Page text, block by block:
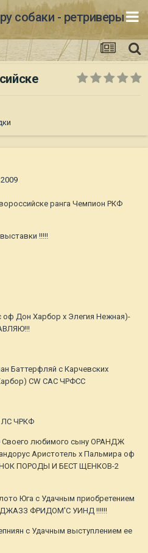
собаки - ретриверы
ранга Чемпион РКФ
!!!!!
Дон Харбор х Элегия Нежная)-
Баттерфляй с Карчевских
CW CAC ЧРФСС
ЛС ЧРКФ
любимого сыну ОРАНДЖ
Аристотель х Пальмира оф
ПОРОДЫ И БЕСТ ЩЕНКОВ-2
Юга с Удачным приобретением
ДЖАЗЗ ФРИДОМ'С УИНД !!!!!!
с Удачным выступлением ее